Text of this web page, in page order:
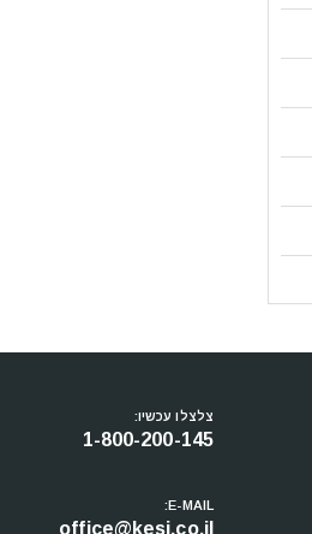
צלצלו עכשיו:
1-800-200-145
E-MAIL:
office@kesi.co.il